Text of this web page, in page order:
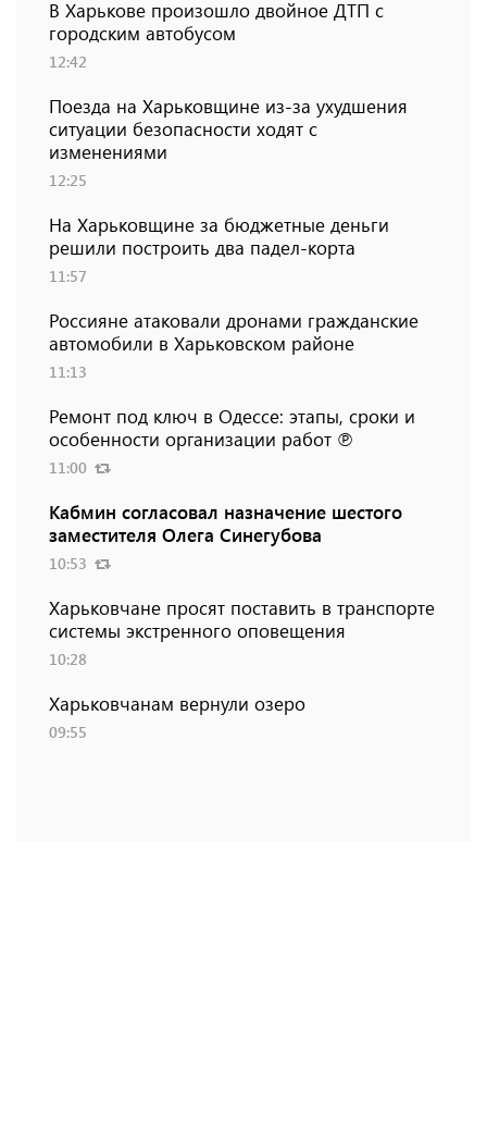
В Харькове произошло двойное ДТП с
городским автобусом
12:42
Поезда на Харьковщине из-за ухудшения
ситуации безопасности ходят с
изменениями
12:25
На Харьковщине за бюджетные деньги
решили построить два падел-корта
11:57
Россияне атаковали дронами гражданские
автомобили в Харьковском районе
11:13
Ремонт под ключ в Одессе: этапы, сроки и
особенности организации работ ℗
11:00
Кабмин согласовал назначение шестого
заместителя Олега Синегубова
10:53
Харьковчане просят поставить в транспорте
системы экстренного оповещения
10:28
Харьковчанам вернули озеро
09:55